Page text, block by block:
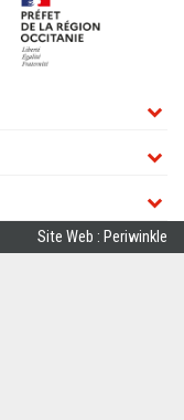
Site Web : Periwinkle